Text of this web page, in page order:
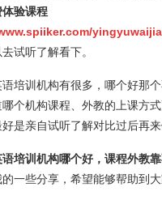
体验课程
试听了解看下。
培训机构有很多，哪个好那
个机构课程、外教的上课方
是亲自试听了解对比过后再来
培训机构哪个好，课程外教
一些分享，希望能够帮助到大